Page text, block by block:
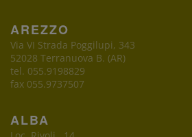
AREZZO
Via VI Strada Poggilupi, 343
52028 Terranuova B. (AR)
tel. 055.9198829
fax 055.9737507
ALBA